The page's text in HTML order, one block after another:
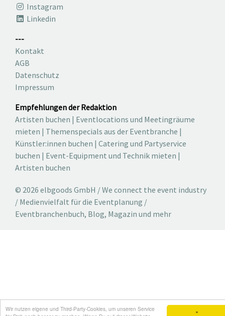
×
Wir nutzen eigene und Third-Party-Cookies, um unseren Service
Instagram
Linkedin
---
Kontakt
AGB
Datenschutz
Impressum
Empfehlungen der Redaktion
Artisten buchen | Eventlocations und Meetingräume
mieten | Themenspecials aus der Eventbranche |
Künstler:innen buchen | Catering und Partyservice
buchen | Event-Equipment und Technik mieten |
Artisten buchen
© 2026 elbgoods GmbH / We connect the event industry
/ Medienvielfalt für die Eventplanung /
Eventbranchenbuch, Blog, Magazin und mehr